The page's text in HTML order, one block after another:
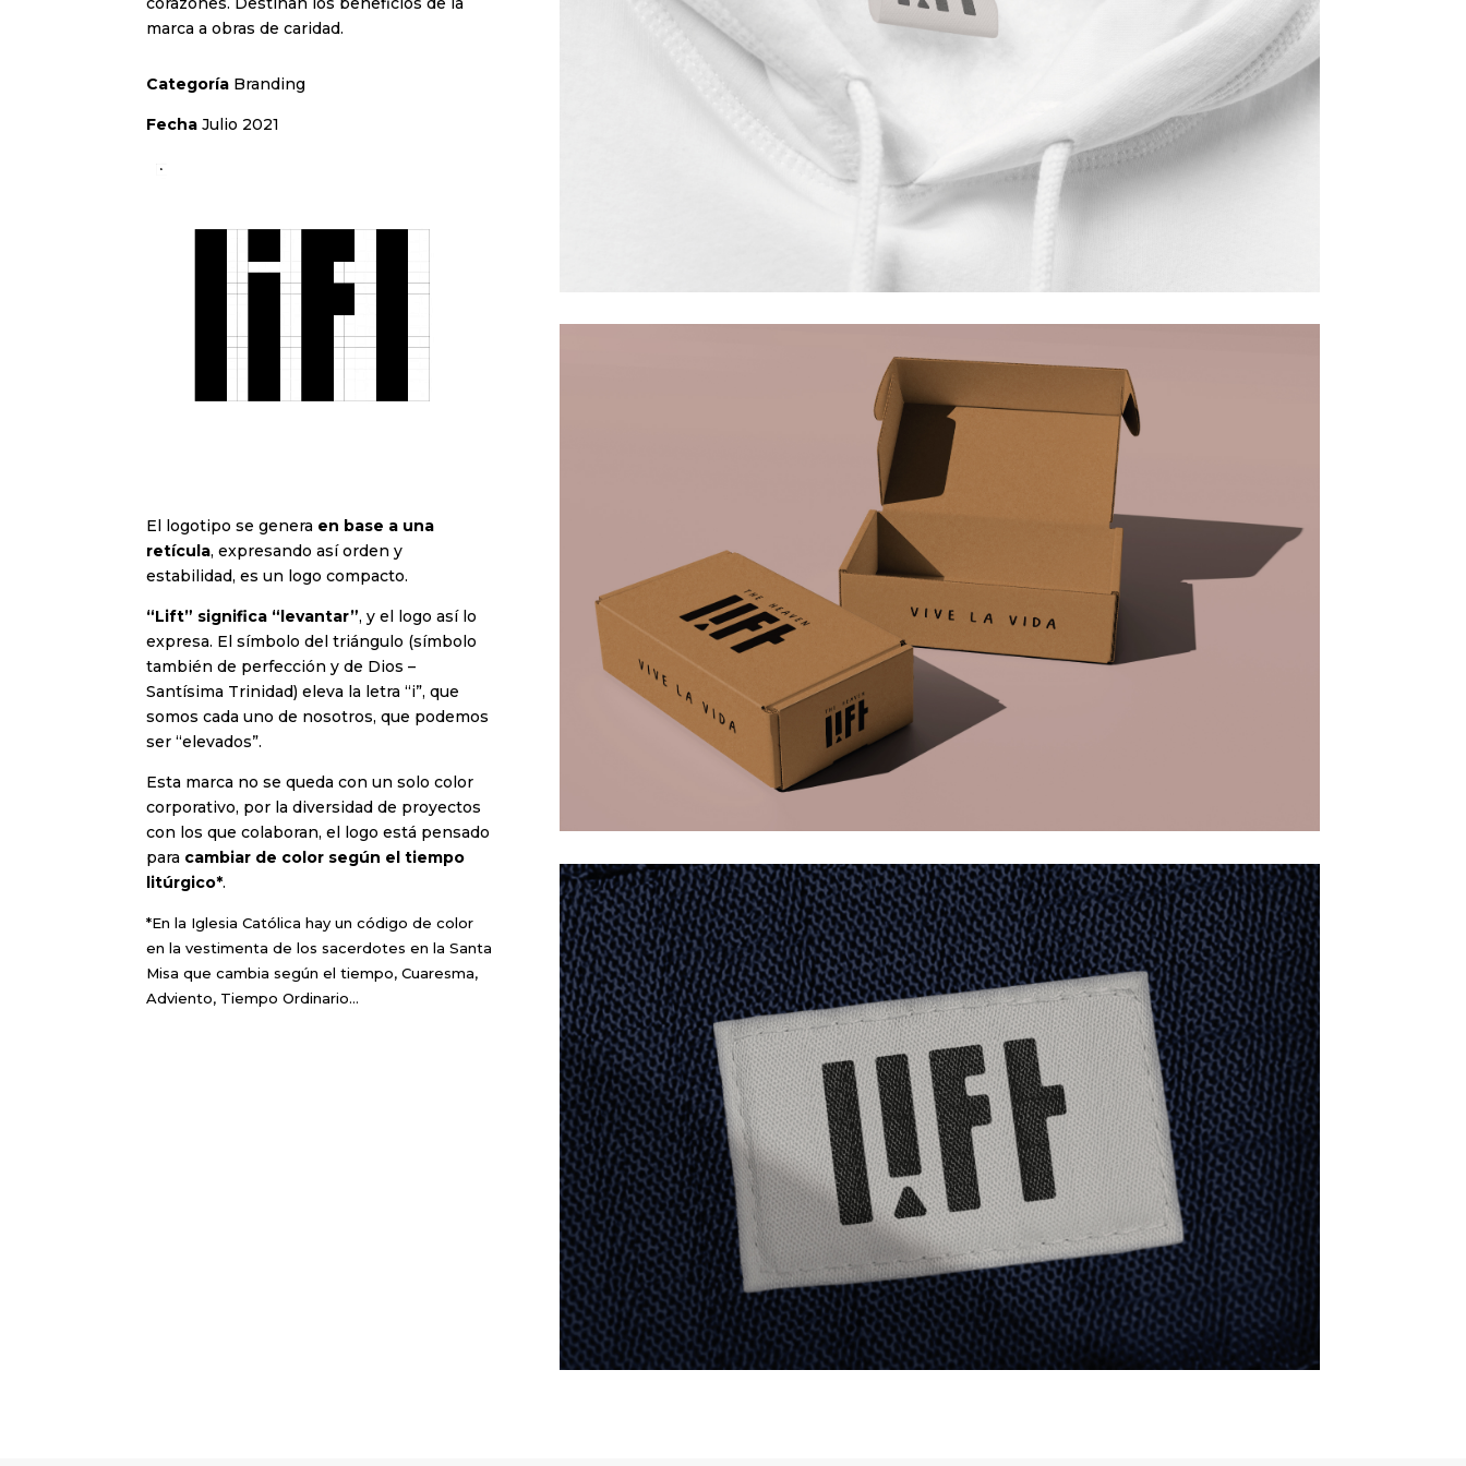
marca a obras de caridad.
Categoría Branding
FechaJulio 2021
El logotipo se genera en base a una
retícula, expresando así orden y
estabilidad, es un logo compacto.
“Lift” significa “levantar”, y el logo así lo
expresa. El símbolo del triángulo (símbolo
también de perfección y de Dios –
Santísima Trinidad) eleva la letra “i”, que
somos cada uno de nosotros, que podemos
ser “elevados”.
Esta marca no se queda con un solo color
corporativo, por la diversidad de proyectos
con los que colaboran, el logo está pensado
para cambiar de color según el tiempo
litúrgico*.
*En la Iglesia Católica hay un código de color
en la vestimenta de los sacerdotes en la Santa
Misa que cambia según el tiempo, Cuaresma,
Adviento, Tiempo Ordinario…